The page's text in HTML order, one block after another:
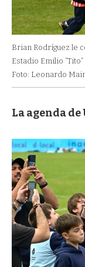
Brian Rodríguez le
Estadio Emilio
Foto: Leonardo
La agenda